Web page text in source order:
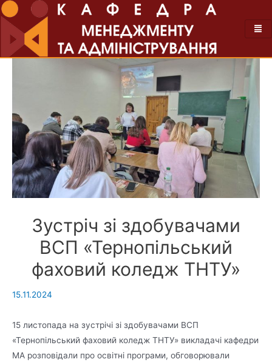
Зустріч зі здобувачами
ВСП «Тернопільський
фаховий коледж ТНТУ»
15.11.2024
15 листопада на зустрічі зі здобувачами ВСП
«Тернопільський фаховий коледж ТНТУ» викладачі кафедри
МА розповідали про освітні програми, обговорювали